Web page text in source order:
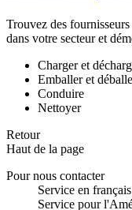
Trouvez des
dans votre secteur et
Charger et
Emballer et
Conduire
Nettoyer
Retour
Haut de la page
Pour nous contacter
Service en
Service pour